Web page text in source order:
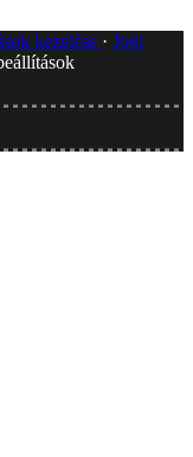
kezelése
Jogi